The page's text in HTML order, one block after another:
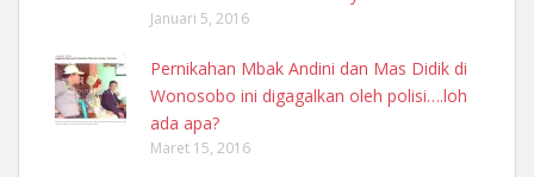
Januari 5, 2016
Pernikahan Mbak Andini dan Mas Didik di
Wonosobo ini digagalkan oleh polisi….loh
ada apa?
Maret 15, 2016